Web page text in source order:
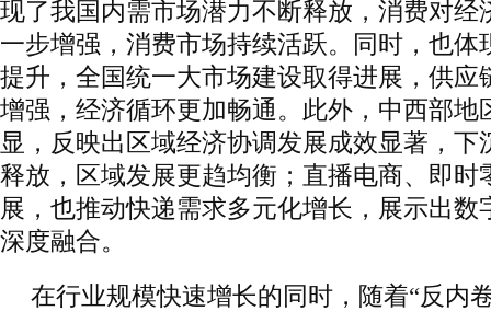
现了我国内需市场潜力不断释放，消费对经
一步增强，消费市场持续活跃。同时，也体
提升，全国统一大市场建设取得进展，供应
增强，经济循环更加畅通。此外，中西部地
显，反映出区域经济协调发展成效显著，下
释放，区域发展更趋均衡；直播电商、即时
展，也推动快递需求多元化增长，展示出数
深度融合。
在行业规模快速增长的同时，随着“反内